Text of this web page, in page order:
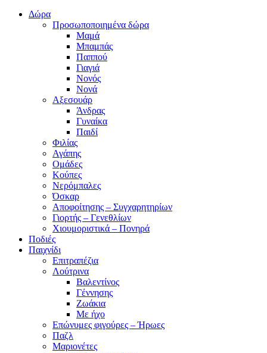
Δώρα
Προσωποποιημένα δώρα
Μαμά
Μπαμπάς
Παππού
Γιαγιά
Νονός
Νονά
Αξεσουάρ
Άνδρας
Γυναίκα
Παιδί
Φιλίας
Αγάπης
Ομάδες
Κούπες
Νερόμπαλες
Όσκαρ
Αποφοίτησης – Συγχαρητηρίων
Γιορτής – Γενεθλίων
Χιουμοριστικά – Πονηρά
Ποδιές
Παιχνίδι
Επιτραπέζια
Λούτρινα
Βαλεντίνος
Γέννησης
Ζωάκια
Με ήχο
Επώνυμες φιγούρες – Ήρωες
Παζλ
Μαριονέτες